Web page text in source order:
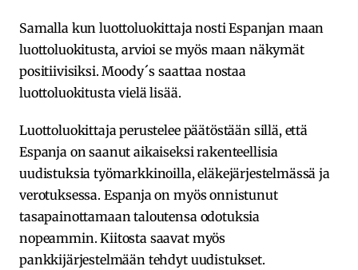
Samalla kun luottoluokittaja nosti Espanjan maan
luottoluokitusta, arvioi se myös maan näkymät
positiivisiksi. Moody´s saattaa nostaa
luottoluokitusta vielä lisää.
Luottoluokittaja perustelee päätöstään sillä, että
Espanja on saanut aikaiseksi rakenteellisia
uudistuksia työmarkkinoilla, eläkejärjestelmässä ja
verotuksessa. Espanja on myös onnistunut
tasapainottamaan taloutensa odotuksia
nopeammin. Kiitosta saavat myös
pankkijärjestelmään tehdyt uudistukset.